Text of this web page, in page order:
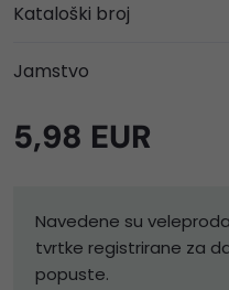
Kataloški broj
Jamstvo
5,98 EUR
Navedene su
tvrtke registrirane za
popuste.